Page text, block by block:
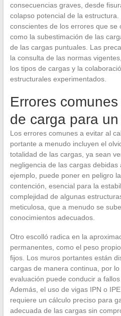
consecuencias graves, desde
colapso potencial de la
conscientes de los errores que se
como la subestimación de las
de las cargas puntuales. Las
la consulta de las normas
los tipos de cargas y la
estructurales experimentados.
Errores
de carga para
Los errores comunes a evitar al
portante a menudo incluyen el
totalidad de las cargas, ya sean
negligencia de las cargas
ejemplo, puede poner en peligro
contención, esencial para la
complejidad de algunas
meticulosa, que a menudo se
conocimientos adecuados.
Otro escolló radica en la
permanentes, como el peso
fijos. Los muros portantes están
cargas de manera continua, por
evaluación puede conducir a
Además, el uso de vigas IPN o
requiere un cálculo preciso para
adecuada de las cargas sin